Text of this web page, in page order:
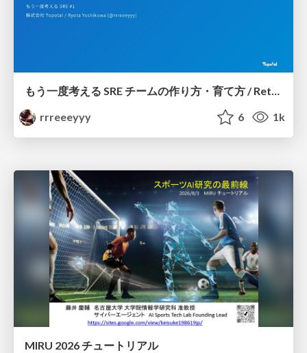
もう一度考える SRE チームの作り方・育て方 / Rethinking SRE #1: Building and Growing SRE Teams
rrreeeyyy
6 1k
MIRU 2026 チュートリアル